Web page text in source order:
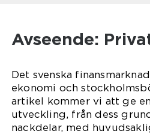
Avseende:
Det svenska
ekonomi och
artikel kommer vi att ge
utveckling, från dess
nackdelar, med